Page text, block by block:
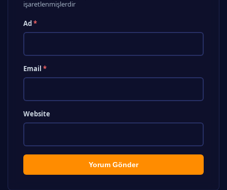
işaretlenmişlerdir
Ad*
Email *
Website
Yorum Gönder